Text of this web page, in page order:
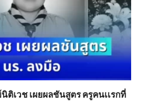
ติเวช เผยผลชันสูตร ครูคนเเรกที่